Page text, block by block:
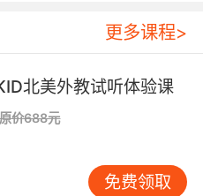
is common, but the
的并不普通
it's a it's a ashed car.
了的车
更多课程>
北美外教试听体验课
原价688元
免费领取